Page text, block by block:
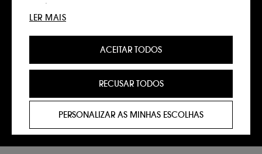
Click&Collect
Recolha em loja em 2 horas*
Saber mais
Pagamentos
Métodos de pagamento seguros
Saber mais
técnico do site e não podem ser desativados.
personalizada, recomendando produtos, serviços
preferências, e fornecer-te ofertas promocionais à
medida do teu perfil.
utilizados para lhe apresentar conteúdos que
possam ser do seu interesse através de anúncios
ACEITAR TODOS
PERSONALIZAR AS MINHAS ESCOLHAS
RECUSAR TODOS
LER MAIS